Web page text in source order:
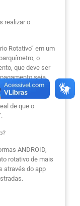
realizar o
Rotativo” em um
o
que deve ser
seja
não é
fiscais de
de que o
ANDROID,
rotativo de mais
através do app